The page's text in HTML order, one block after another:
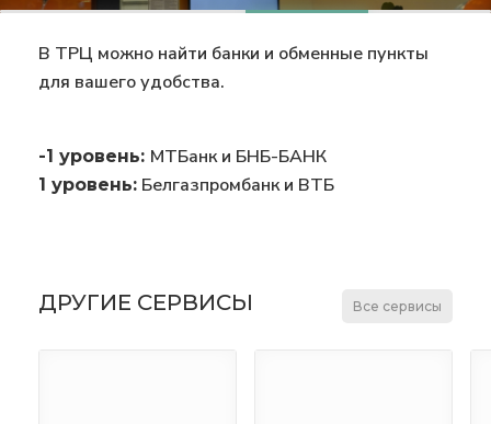
В ТРЦ можно найти банки и обменные пункты
для вашего удобства.
-1 уровень: МТБанк и БНБ-БАНК
1 уровень: Белгазпромбанк и ВТБ
ДРУГИЕ СЕРВИСЫ Все сервисы